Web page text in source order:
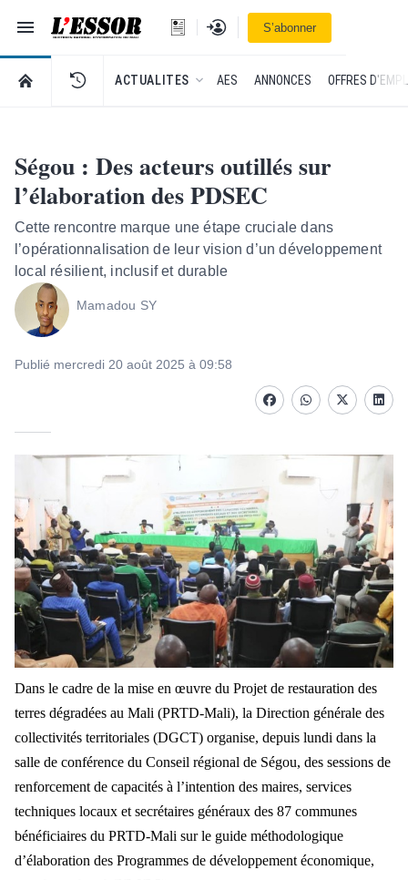
Navigation
L'Essor - retour à la une
Se connecterS’abonner
RETOUR À LA PAGE D’ACCUEIL DE L'ESSOR
ACTUALITES AES ANNONCES OFFRES
Ségou : Des acteurs outillés sur
l’élaboration des PDSEC
Cette rencontre marque une étape cruciale dans
l’opérationnalisation de leur vision d’un développement
local résilient, inclusif et durable
Mamadou SY
Publié mercredi 20 août 2025 à 09:58
FacebookwhatsappTwitter
Dans le cadre de la mise en œuvre du Projet de restauration des
terres dégradées au Mali (PRTD-Mali), la Direction générale des
collectivités territoriales (DGCT) organise, depuis lundi dans la
salle de conférence du Conseil régional de Ségou, des sessions de
renforcement de capacités à l’intention des maires, services
techniques locaux et secrétaires généraux des 87 communes
bénéficiaires du PRTD-Mali sur le guide méthodologique
d’élaboration des Programmes de développement économique,